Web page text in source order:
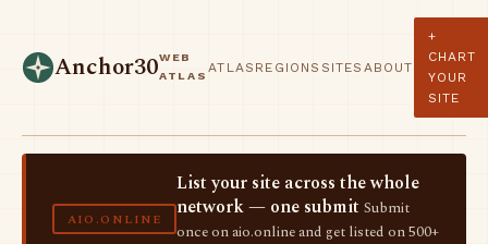
Anchor30WEB
ATLAS
ATLAS REGIONS SITES ABOUT
+
CHART
YOUR
SITE
AIO.ONLINE
List your site across the whole
network — one submit Submit
once on aio.online and get listed on 500+